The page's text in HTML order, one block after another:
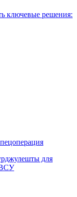
ключевые решения:
для
ВСУ